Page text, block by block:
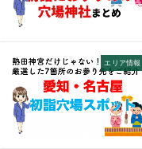
エリア情報